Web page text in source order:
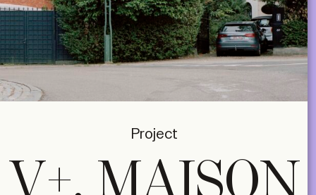
Project